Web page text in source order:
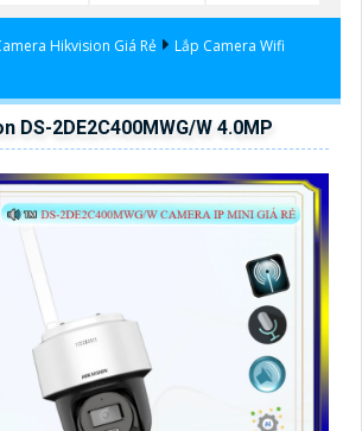
Hikvision Giá Rẻ
Lắp Camera Wifi
DS-2DE2C400MWG/W 4.0MP